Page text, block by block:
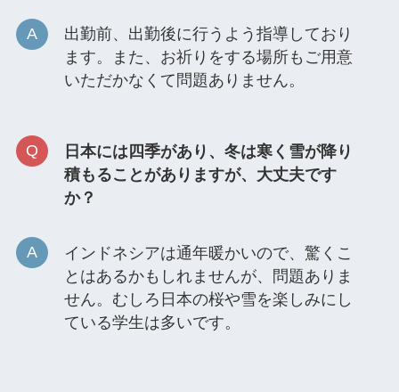
出勤前、出勤後に行うよう指導しており
ます。また、お祈りをする場所もご用意
いただかなくて問題ありません。
日本には四季があり、冬は寒く雪が降り
積もることがありますが、大丈夫です
か？
インドネシアは通年暖かいので、驚くこ
とはあるかもしれませんが、問題ありま
せん。むしろ日本の桜や雪を楽しみにし
ている学生は多いです。